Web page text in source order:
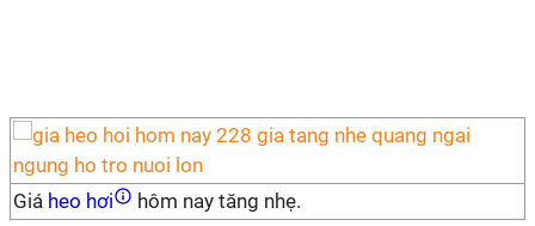
Giá heo hơi hôm nay tăng nhẹ.